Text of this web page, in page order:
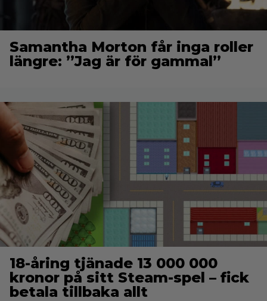
Samantha Morton får inga roller
längre: ”Jag är för gammal”
18-åring tjänade 13 000 000
kronor på sitt Steam-spel – fick
betala tillbaka allt